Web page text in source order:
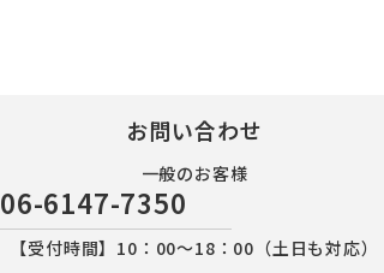
お問い合わせ
一般のお客様
06-6147-7350
【受付時間】10：00～18：00（土日も対応）